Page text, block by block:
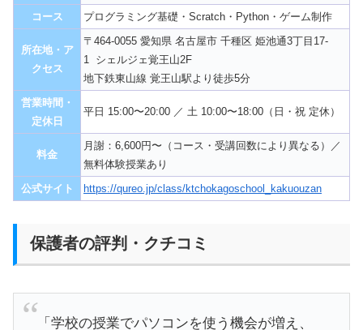
コース
プログラミング基礎・Scratch・Python・ゲーム制作
所在地・ア
クセス
〒464-0055 愛知県 名古屋市 千種区 姫池通3丁目17-
1 シェルジェ覚王山2F
地下鉄東山線 覚王山駅より徒歩5分
営業時間・
定休日
平日 15:00〜20:00 ／ 土 10:00〜18:00（日・祝 定休）
料金
月謝：6,600円〜（コース・受講回数により異なる）／
無料体験授業あり
公式サイト
https://qureo.jp/class/ktchokagoschool_kakuouzan
保護者の評判・クチコミ
「学校の授業でパソコンを使う機会が増え、